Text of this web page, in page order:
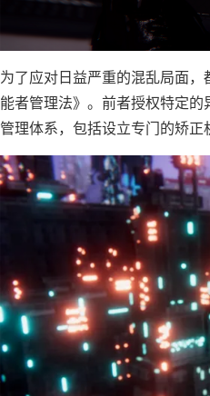
为了应对日益严重的混乱局面
能者管理法》。前者授权特定
管理体系，包括设立专门的矫正